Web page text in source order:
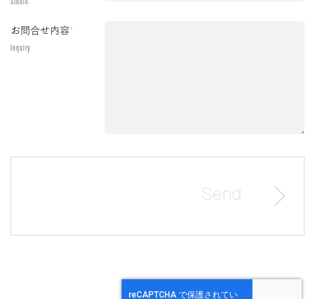
お問合せ内容*
Inquiry